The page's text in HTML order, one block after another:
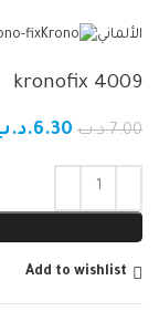
الألماني fix
kronofix 4009
7.00.د.ب 6.30
Add to wishlist